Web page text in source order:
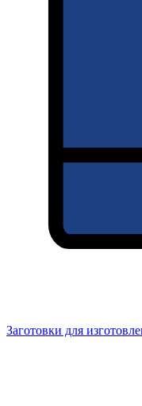
Заготовки для